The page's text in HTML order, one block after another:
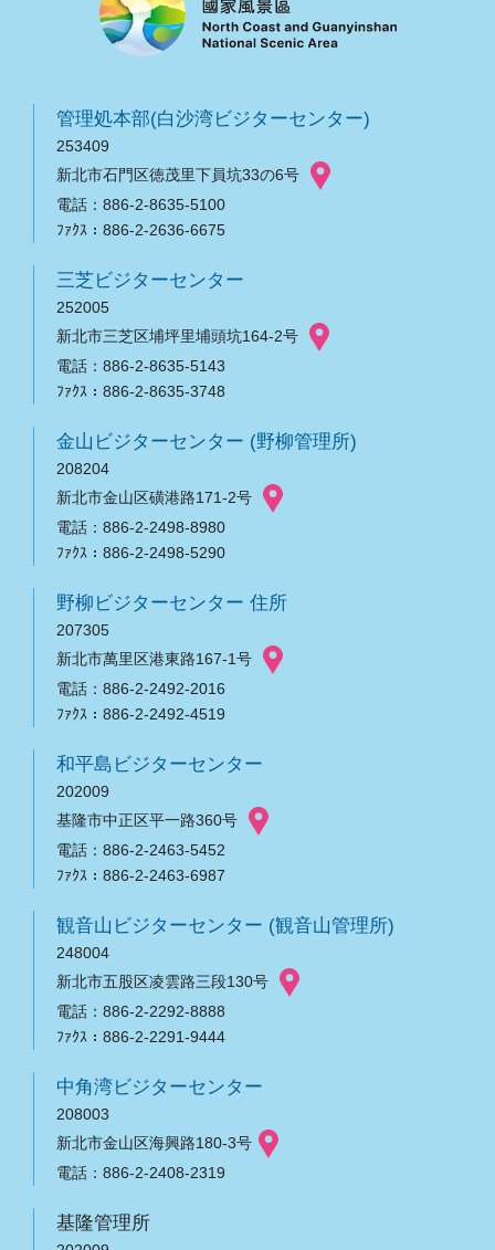
管理処本部(白沙湾ビジターセンター)
253409
新北市石門区徳茂里下員坑33の6号
電話：886-2-8635-5100
ﾌｧｸｽ：886-2-2636-6675
三芝ビジターセンター
252005
新北市三芝区埔坪里埔頭坑164-2号
電話：886-2-8635-5143
ﾌｧｸｽ：886-2-8635-3748
金山ビジターセンター (野柳管理所)
208204
新北市金山区磺港路171-2号
電話：886-2-2498-8980
ﾌｧｸｽ：886-2-2498-5290
野柳ビジターセンター 住所
207305
新北市萬里区港東路167-1号
電話：886-2-2492-2016
ﾌｧｸｽ：886-2-2492-4519
和平島ビジターセンター
202009
基隆市中正区平一路360号
電話：886-2-2463-5452
ﾌｧｸｽ：886-2-2463-6987
観音山ビジターセンター (観音山管理所)
248004
新北市五股区凌雲路三段130号
電話：886-2-2292-8888
ﾌｧｸｽ：886-2-2291-9444
中角湾ビジターセンター
208003
新北市金山区海興路180-3号
電話：886-2-2408-2319
基隆管理所